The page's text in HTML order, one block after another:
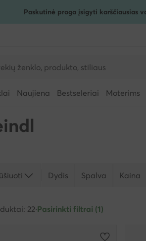
Paskutinė proga įsigyti karščiausias
Naujiena Bestseleriai Moterims
Dydis Spalva Kaina
22·Pasirinkti filtrai (1)